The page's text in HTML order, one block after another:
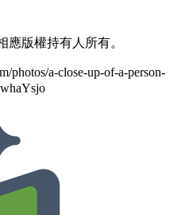
應版權持有人所有。
photos/a-close-up-of-a-person-